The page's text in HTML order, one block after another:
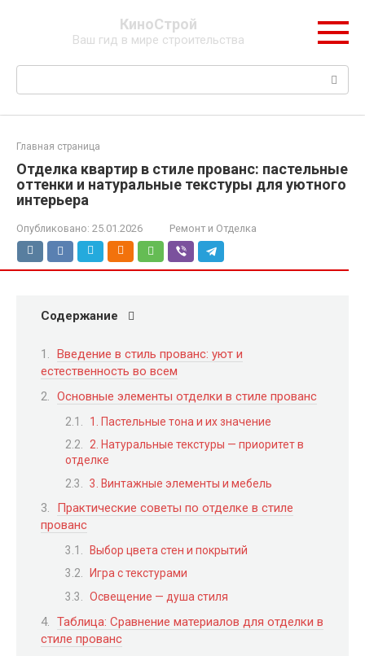
КиноСтрой
Ваш гид в мире строительства
Поиск:
Главная страница
Отделка квартир в стиле прованс: пастельные
оттенки и натуральные текстуры для уютного
интерьера
Опубликовано: 25.01.2026 Ремонт и Отделка
Содержание
Введение в стиль прованс: уют и
естественность во всем
Основные элементы отделки в стиле прованс
1. Пастельные тона и их значение
2. Натуральные текстуры — приоритет в
отделке
3. Винтажные элементы и мебель
Практические советы по отделке в стиле
прованс
Выбор цвета стен и покрытий
Игра с текстурами
Освещение — душа стиля
Таблица: Сравнение материалов для отделки в
стиле прованс